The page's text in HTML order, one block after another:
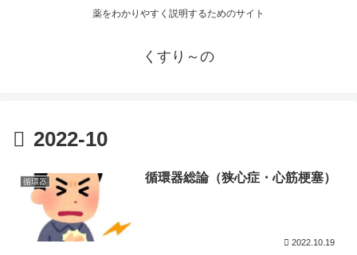
薬をわかりやすく説明するためのサイト
くすり～の
2022-10
循環器 循環器総論（狭心症・心筋梗塞）
2022.10.19